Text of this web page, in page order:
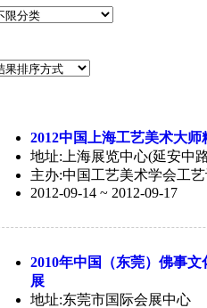
2012中国上海工艺美术大
地址:上海展览中心(延安中
主办:中国工艺美术学会工
2012-09-14 ~ 2012-09-17
2010年中国（东莞）佛事
展
地址:东莞市国际会展中心